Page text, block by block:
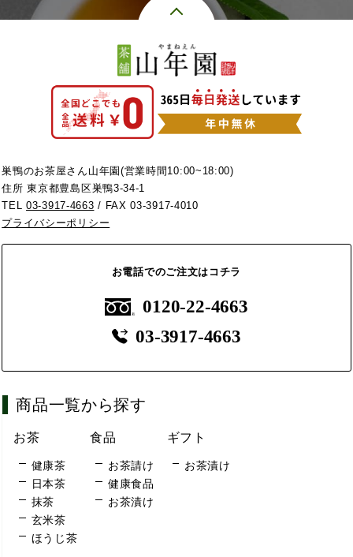
巣鴨のお茶屋さん山年園(営業時間10:00~18:00)
住所 東京都豊島区巣鴨3-34-1
TEL03-3917-4663 / FAX 03-3917-4010
プライバシーポリシー
お電話でのご注文はコチラ
0120-22-4663
03-3917-4663
商品一覧から探す
お茶
健康茶
日本茶
抹茶
玄米茶
ほうじ茶
食品
お茶請け
健康食品
お茶漬け
ギフト
お茶漬け